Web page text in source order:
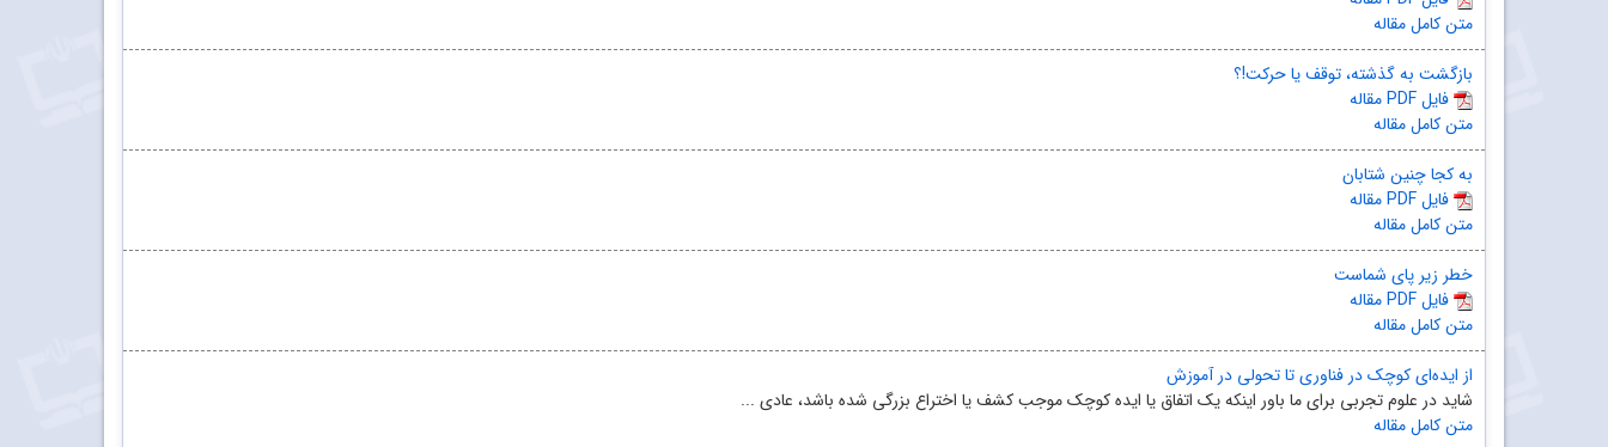
متن کامل مقاله
بازگشت به گذشته، توقف یا حرکت!؟
مقاله PDF فایل
متن کامل مقاله
به کجا چنین شتابان
مقاله PDF فایل
متن کامل مقاله
خطر زیر پای شماست
مقاله PDF فایل
متن کامل مقاله
از ایده‌ای کوچک در فناوری تا تحولی در آموزش
شاید در علوم تجربی برای ما باور اینکه یک اتفاق یا ایده کوچک موجب کشف یا اختراع بزرگی شده باشد، عادی ...
متن کامل مقاله